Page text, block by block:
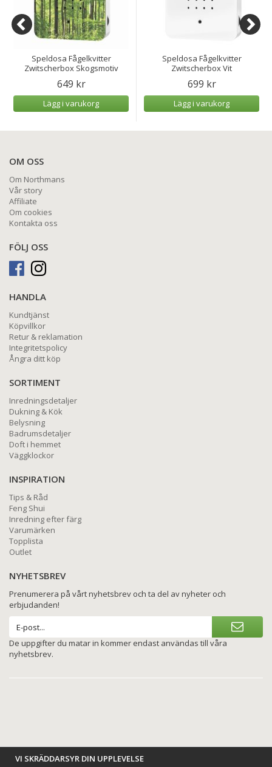
Speldosa Fågelkvitter
Zwitscherbox Skogsmotiv
649 kr
Lägg i varukorg
Speldosa Fågelkvitter
Zwitscherbox Vit
699 kr
Lägg i varukorg
OM OSS
Om Northmans
Vår story
Affiliate
Om cookies
Kontakta oss
FÖLJ OSS
HANDLA
Kundtjänst
Köpvillkor
Retur & reklamation
Integritetspolicy
Ångra ditt köp
SORTIMENT
Inredningsdetaljer
Dukning & Kök
Belysning
Badrumsdetaljer
Doft i hemmet
Väggklockor
INSPIRATION
Tips & Råd
Feng Shui
Inredning efter färg
Varumärken
Topplista
Outlet
NYHETSBREV
Prenumerera på vårt nyhetsbrev och ta del av nyheter och
erbjudanden!
De uppgifter du matar in kommer endast användas till våra
nyhetsbrev.
BETALNINGSALTERNATIV
VI SKRÄDDARSYR DIN UPPLEVELSE